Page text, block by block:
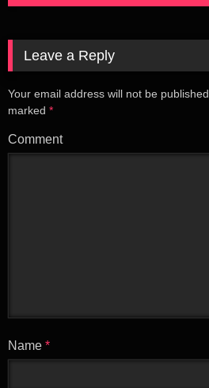
Leave a Reply
Your email address will not be published.
marked *
Comment
Name *